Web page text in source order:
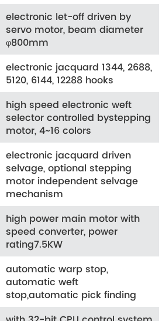
electronic let-off driven by
servo motor, beam diameter
φ800mm
electronic jacquard 1344, 2688,
5120, 6144, 12288 hooks
high speed electronic weft
selector controlled bystepping
motor, 4~16 colors
electronic jacquard driven
selvage, optional stepping
motor independent selvage
mechanism
high power main motor with
speed converter, power
rating7.5KW
automatic warp stop,
automatic weft
stop,automatic pick finding